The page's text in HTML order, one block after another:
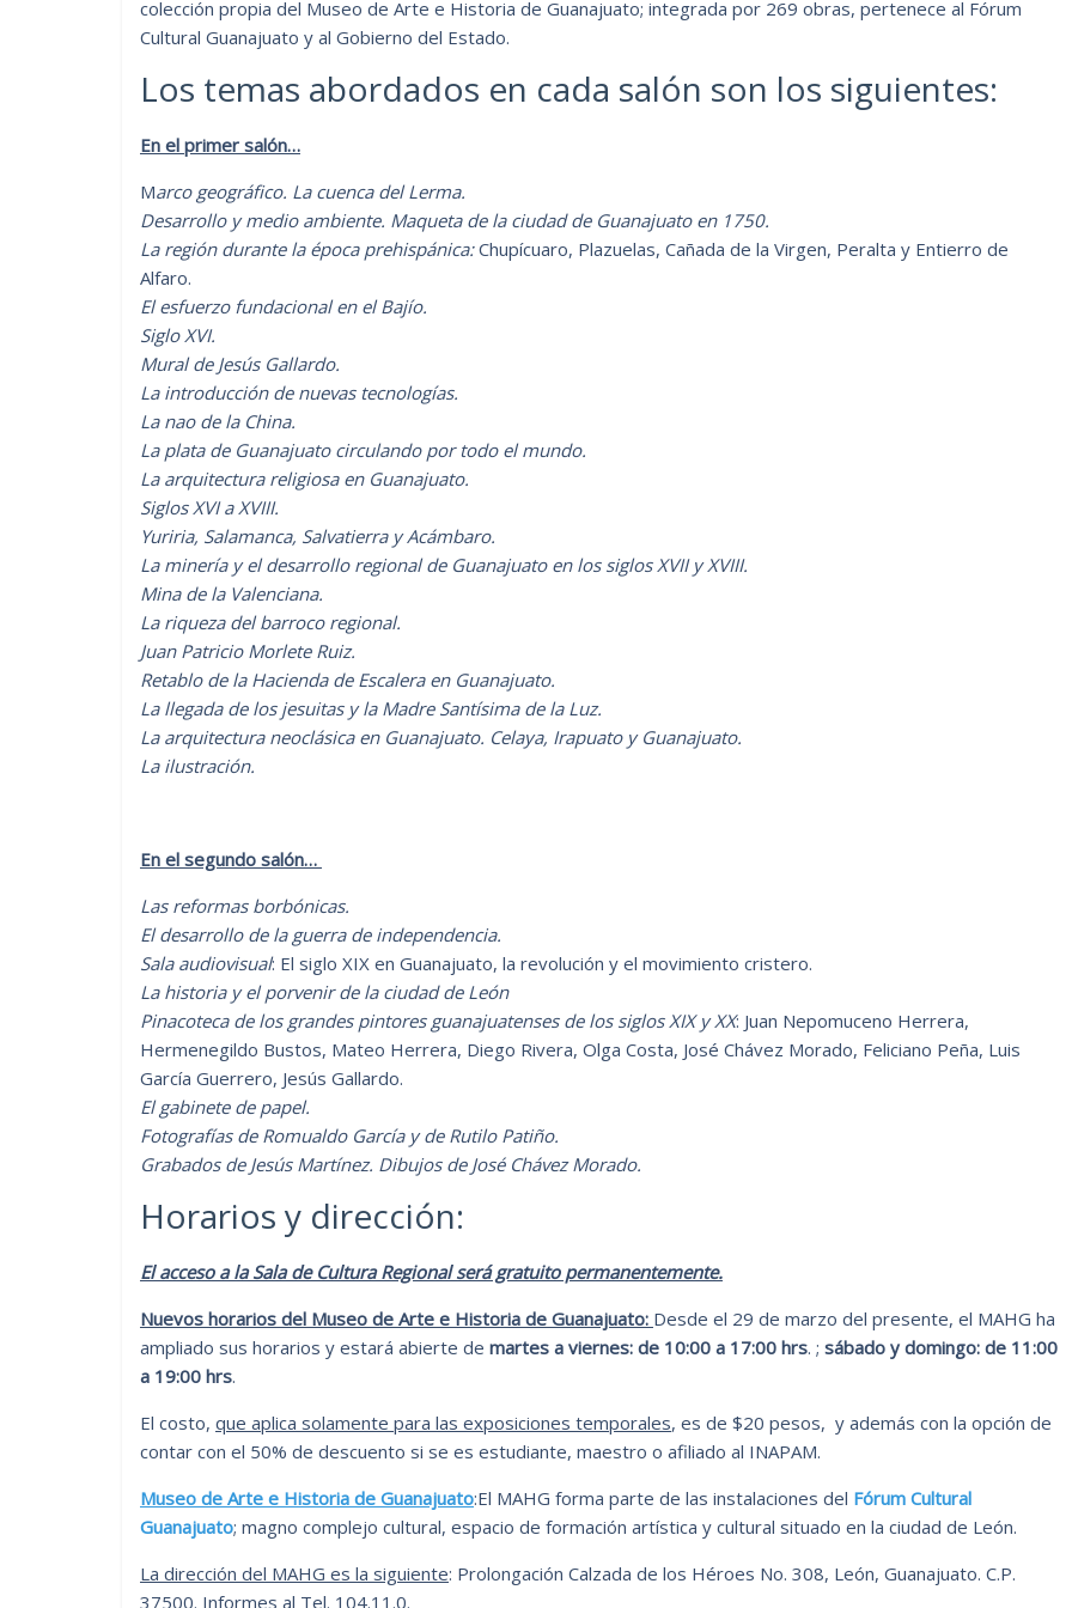
colección propia del Museo de Arte e Historia de Guanajuato; integrada por 269 obras, pertenece al Fórum
Cultural Guanajuato y al Gobierno del Estado.
Los temas abordados en cada salón son los siguientes:
En el primer salón…
Marco geográfico. La cuenca del Lerma.
Desarrollo y medio ambiente. Maqueta de la ciudad de Guanajuato en 1750.
La región durante la época prehispánica:Chupícuaro, Plazuelas, Cañada de la Virgen, Peralta y Entierro de
Alfaro.
El esfuerzo fundacional en el Bajío.
Siglo XVI.
Mural de Jesús Gallardo.
La introducción de nuevas tecnologías.
La nao de la China.
La plata de Guanajuato circulando por todo el mundo.
La arquitectura religiosa en Guanajuato.
Siglos XVI a XVIII.
Yuriria, Salamanca, Salvatierra y Acámbaro.
La minería y el desarrollo regional de Guanajuato en los siglos XVII y XVIII.
Mina de la Valenciana.
La riqueza del barroco regional.
Juan Patricio Morlete Ruiz.
Retablo de la Hacienda de Escalera en Guanajuato.
La llegada de los jesuitas y la Madre Santísima de la Luz.
La arquitectura neoclásica en Guanajuato. Celaya, Irapuato y Guanajuato.
La ilustración.
En el segundo salón…
Las reformas borbónicas.
El desarrollo de la guerra de independencia.
Sala audiovisual: El siglo XIX en Guanajuato, la revolución y el movimiento cristero.
La historia y el porvenir de la ciudad de León
Pinacoteca de los grandes pintores guanajuatenses de los siglos XIX y XX: Juan Nepomuceno Herrera,
Hermenegildo Bustos, Mateo Herrera, Diego Rivera, Olga Costa, José Chávez Morado, Feliciano Peña, Luis
García Guerrero, Jesús Gallardo.
El gabinete de papel.
Fotografías de Romualdo García y de Rutilo Patiño.
Grabados de Jesús Martínez. Dibujos de José Chávez Morado.
Horarios y dirección:
El acceso a la Sala de Cultura Regional será gratuito permanentemente.
Nuevos horarios del Museo de Arte e Historia de Guanajuato: Desde el 29 de marzo del presente, el MAHG ha
ampliado sus horarios y estará abierte de martes a viernes: de 10:00 a 17:00 hrs. ; sábado y domingo: de 11:00
a 19:00 hrs.
El costo, que aplica solamente para las exposiciones temporales, es de $20 pesos, y además con la opción de
contar con el 50% de descuento si se es estudiante, maestro o afiliado al INAPAM.
Museo de Arte e Historia de Guanajuato:El MAHG forma parte de las instalaciones del Fórum Cultural
Guanajuato; magno complejo cultural, espacio de formación artística y cultural situado en la ciudad de León.
La dirección del MAHG es la siguiente: Prolongación Calzada de los Héroes No. 308, León, Guanajuato. C.P.
37500. Informes al Tel. 104.11.0.